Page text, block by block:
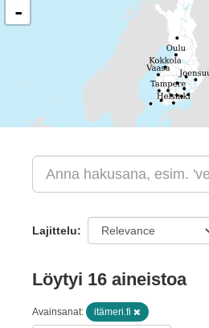
-
Lajittelu
Löytyi 16 aineistoa
Avainsanat: itämeri.fi